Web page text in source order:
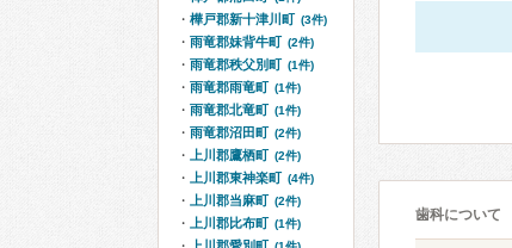
歯科について
樺戸郡新十津川町 (3件)
雨竜郡妹背牛町 (2件)
雨竜郡秩父別町 (1件)
雨竜郡雨竜町 (1件)
雨竜郡北竜町 (1件)
雨竜郡沼田町 (2件)
上川郡鷹栖町 (2件)
上川郡東神楽町 (4件)
上川郡当麻町 (2件)
上川郡比布町 (1件)